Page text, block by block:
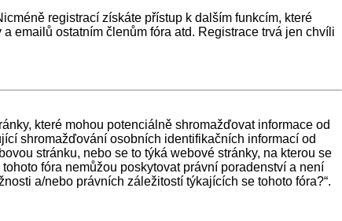
registrací získáte přístup k dalším funkcím, které
emailů ostatním členům fóra atd. Registrace trvá jen chvíli
které mohou potenciálně shromažďovat informace od
shromažďování osobních identifikačních informací od
stránku, nebo se to týká webové stránky, na kterou se
fóra nemůžou poskytovat právní poradenství a není
a/nebo právních záležitostí týkajících se tohoto fóra?“.